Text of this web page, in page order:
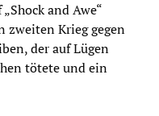
and Awe“
zweiten Krieg gegen
der auf Lügen
tötete und ein